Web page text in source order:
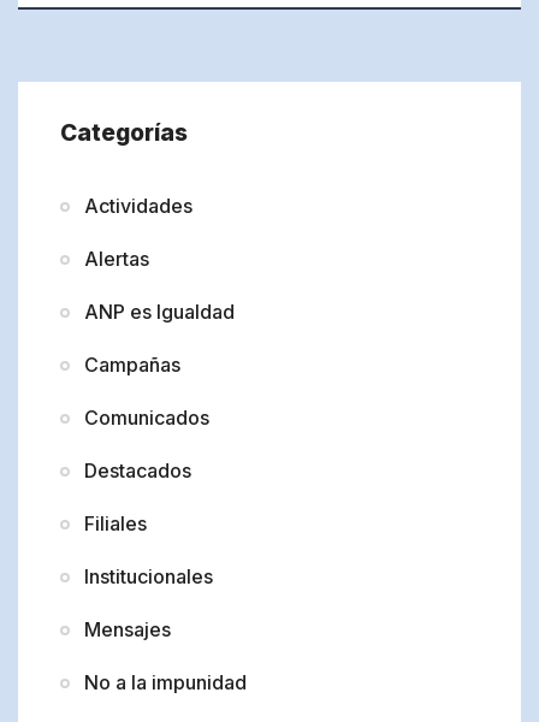
Categorías
Actividades
Alertas
ANP es Igualdad
Campañas
Comunicados
Destacados
Filiales
Institucionales
Mensajes
No a la impunidad